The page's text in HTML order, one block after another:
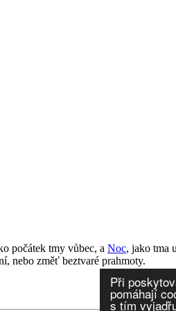
Při
pomáhají
s tím
počátek tmy vůbec, a Noc, jako tma
nebo změť beztvaré prahmoty.